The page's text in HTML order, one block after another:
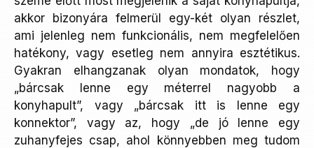
akkor bizonyára felmerül egy-két olyan részlet,
ami jelenleg nem funkcionális, nem megfelelően
hatékony, vagy esetleg nem annyira esztétikus.
Gyakran elhangzanak olyan mondatok, hogy
„bárcsak lenne egy méterrel nagyobb a
konyhapult”, vagy „bárcsak itt is lenne egy
konnektor”, vagy az, hogy „de jó lenne egy
zuhanyfejes csap, ahol könnyebben meg tudom